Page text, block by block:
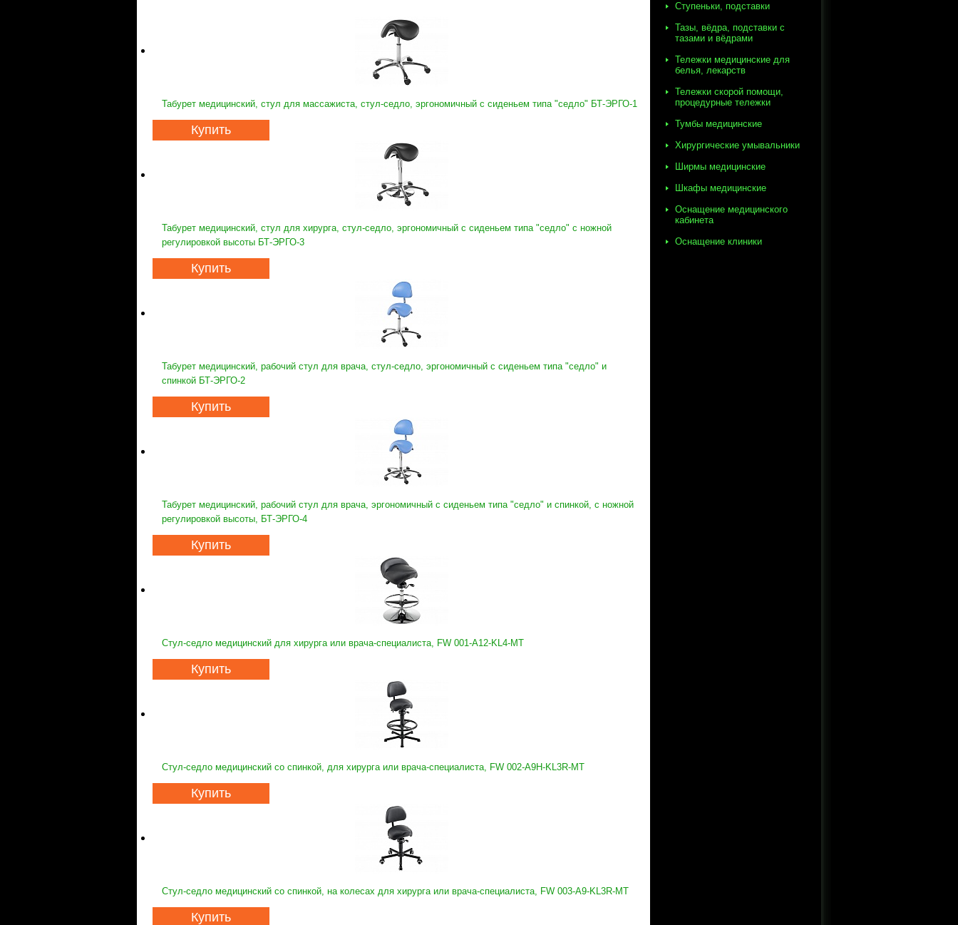
Табурет медицинский, стул для массажиста, стул-седло, эргономичный с сиденьем типа "седло" БТ-ЭРГО-1
Купить
Табурет медицинский, стул для хирурга, стул-седло, эргономичный с сиденьем типа "седло" с ножной
регулировкой высоты БТ-ЭРГО-3
Купить
Табурет медицинский, рабочий стул для врача, стул-седло, эргономичный с сиденьем типа "седло" и
спинкой БТ-ЭРГО-2
Купить
Табурет медицинский, рабочий стул для врача, эргономичный с сиденьем типа "седло" и спинкой, с ножной
регулировкой высоты, БТ-ЭРГО-4
Купить
Стул-седло медицинский для хирурга или врача-специалиста, FW 001-A12-KL4-MT
Купить
Стул-седло медицинский со спинкой, для хирурга или врача-специалиста, FW 002-A9H-KL3R-MT
Купить
Стул-седло медицинский со спинкой, на колесах для хирурга или врача-специалиста, FW 003-A9-KL3R-MT
Купить
Ступеньки, подставки
Тазы, вёдра, подставки с
тазами и вёдрами
Тележки медицинские для
белья, лекарств
Тележки скорой помощи,
процедурные тележки
Тумбы медицинские
Хирургические умывальники
Ширмы медицинские
Шкафы медицинские
Оснащение медицинского
кабинета
Оснащение клиники